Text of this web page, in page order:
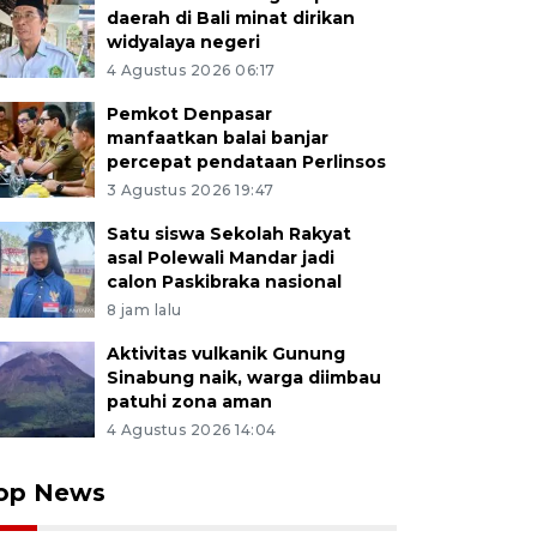
daerah di Bali minat dirikan
widyalaya negeri
4 Agustus 2026 06:17
Pemkot Denpasar
manfaatkan balai banjar
percepat pendataan Perlinsos
3 Agustus 2026 19:47
Satu siswa Sekolah Rakyat
asal Polewali Mandar jadi
calon Paskibraka nasional
8 jam lalu
Aktivitas vulkanik Gunung
Sinabung naik, warga diimbau
patuhi zona aman
4 Agustus 2026 14:04
News